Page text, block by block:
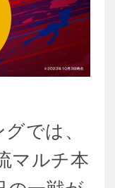
では、
マルチ本